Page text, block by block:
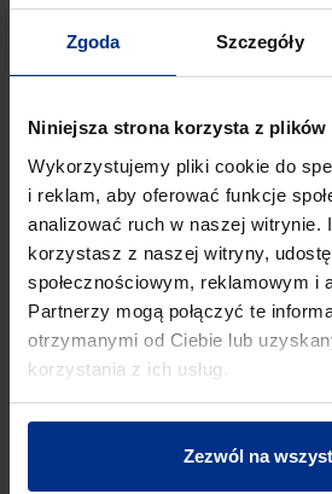
Zgoda Szczegóły
Niniejsza strona korzysta z plików
Wykorzystujemy pliki cookie do
i reklam, aby oferować funkcje
analizować ruch w naszej witrynie.
korzystasz z naszej witryny,
społecznościowym, reklamowym i
Partnerzy mogą połączyć te
otrzymanymi od Ciebie lub
korzystania z ich usług.
Zezwól na
znacznie przyspiesza sam
kształtkami o gładkich
Łatwość cięcia
Rury Pragma®mogą być
odcinki przy zastosowaniu